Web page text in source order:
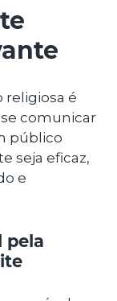
religiosa é
comunicar
público
seja eficaz,
e
pela